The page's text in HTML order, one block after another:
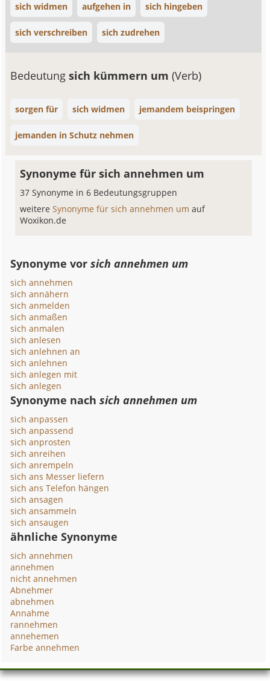
sich widmen aufgehen in sich hingeben
sich verschreiben sich zudrehen
Bedeutungsich kümmern um(Verb)
sorgen für sich widmen jemandem beispringen
jemanden in Schutz nehmen
Synonyme für sich annehmen um
37 Synonyme in 6 Bedeutungsgruppen
weitereSynonyme für sich annehmen umauf
Woxikon.de
Synonyme vorsich annehmen um
sich annehmen
sich annähern
sich anmelden
sich anmaßen
sich anmalen
sich anlesen
sich anlehnen an
sich anlehnen
sich anlegen mit
sich anlegen
Synonyme nachsich annehmen um
sich anpassen
sich anpassend
sich anprosten
sich anreihen
sich anrempeln
sich ans Messer liefern
sich ans Telefon hängen
sich ansagen
sich ansammeln
sich ansaugen
ähnliche Synonyme
sich annehmen
annehmen
nicht annehmen
Abnehmer
abnehmen
Annahme
rannehmen
annehemen
Farbe annehmen